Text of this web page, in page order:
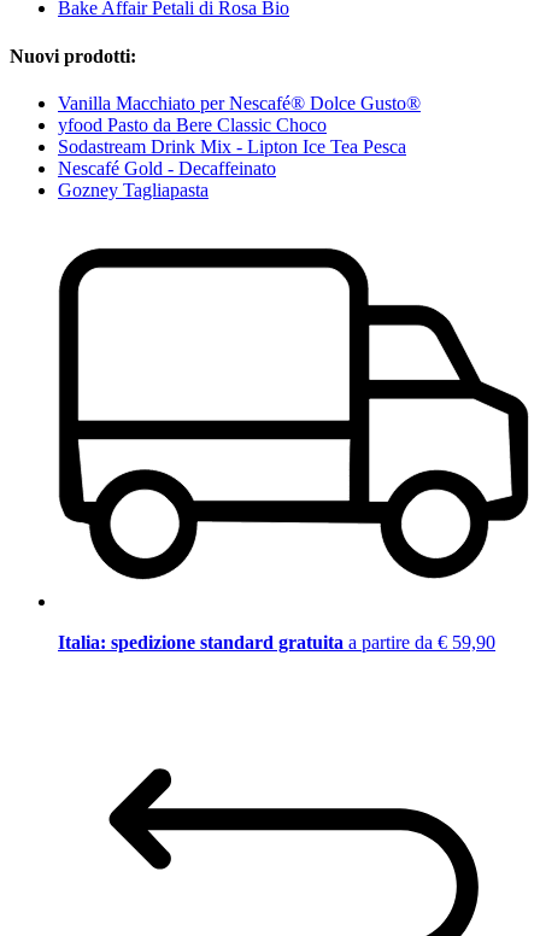
Bake Affair Petali di Rosa Bio
Nuovi prodotti:
Vanilla Macchiato per Nescafé® Dolce Gusto®
yfood Pasto da Bere Classic Choco
Sodastream Drink Mix - Lipton Ice Tea Pesca
Nescafé Gold - Decaffeinato
Gozney Tagliapasta
Italia: spedizione standard gratuita a partire da € 59,90